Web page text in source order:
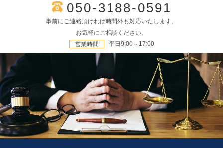
050-3188-0591
事前にご連絡頂ければ時間外も対応いたします。
お気軽にご相談ください。
営業時間
平日9:00～17:00